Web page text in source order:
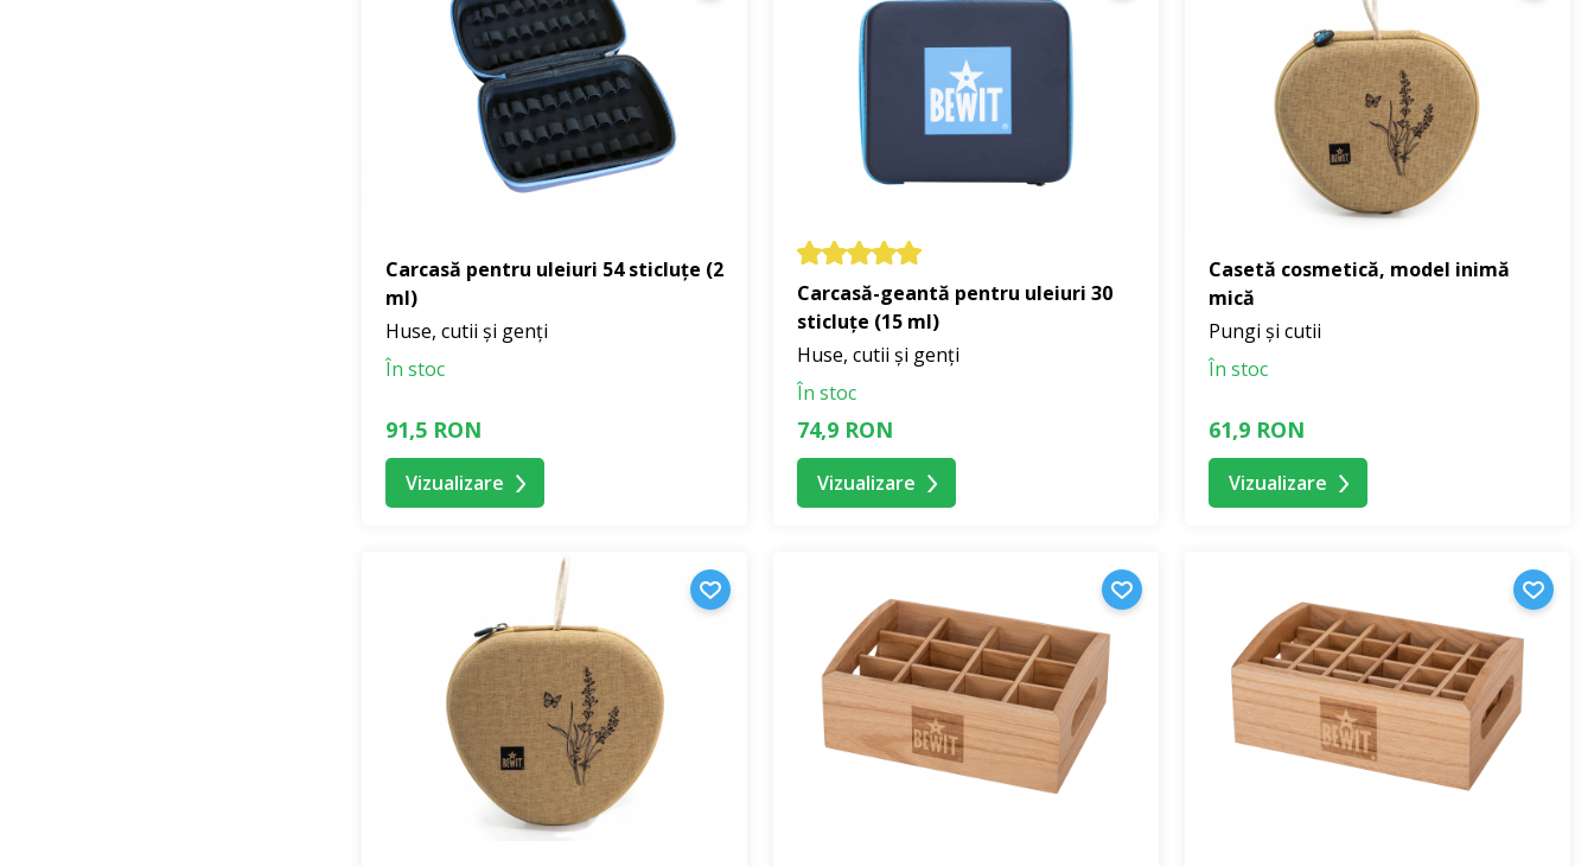
Carcasă pentru uleiuri 54 sticluțe (2
ml)
Huse, cutii și genți
În stoc
91,5 RON
Vizualizare
Carcasă-geantă pentru uleiuri 30
sticluțe (15 ml)
Huse, cutii și genți
În stoc
74,9 RON
Vizualizare
Casetă cosmetică, model inimă
mică
Pungi și cutii
În stoc
61,9 RON
Vizualizare